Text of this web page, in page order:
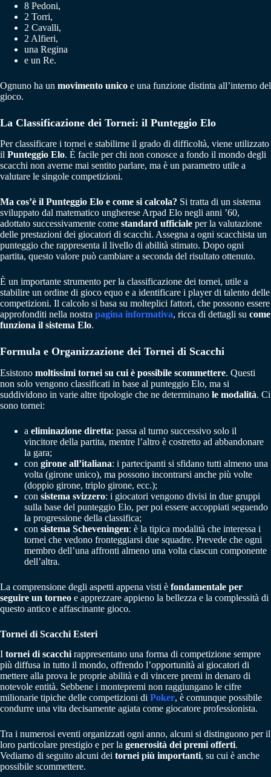
8 Pedoni,
2 Torri,
2 Cavalli,
2 Alfieri,
una Regina
e un Re.
Ognuno ha un movimento unico e una funzione distinta all’interno del
gioco.
La Classificazione dei Tornei: il Punteggio Elo
Per classificare i tornei e stabilirne il grado di difficoltà, viene utilizzato
il Punteggio Elo. È facile per chi non conosce a fondo il mondo degli
scacchi non averne mai sentito parlare, ma è un parametro utile a
valutare le singole competizioni.
Ma cos’è il Punteggio Elo e come si calcola? Si tratta di un sistema
sviluppato dal matematico ungherese Arpad Elo negli anni ’60,
adottato successivamente come standard ufficiale per la valutazione
delle prestazioni dei giocatori di scacchi. Assegna a ogni scacchista un
punteggio che rappresenta il livello di abilità stimato. Dopo ogni
partita, questo valore può cambiare a seconda del risultato ottenuto.
È un importante strumento per la classificazione dei tornei, utile a
stabilire un ordine di gioco equo e a identificare i player di talento delle
competizioni. Il calcolo si basa su molteplici fattori, che possono essere
approfonditi nella nostra pagina informativa, ricca di dettagli su come
funziona il sistema Elo.
Formula e Organizzazione dei Tornei di Scacchi
Esistono moltissimi tornei su cui è possibile scommettere. Questi
non solo vengono classificati in base al punteggio Elo, ma si
suddividono in varie altre tipologie che ne determinano le modalità. Ci
sono tornei:
a eliminazione diretta: passa al turno successivo solo il
vincitore della partita, mentre l’altro è costretto ad abbandonare
la gara;
con girone all’italiana: i partecipanti si sfidano tutti almeno una
volta (girone unico), ma possono incontrarsi anche più volte
(doppio girone, triplo girone, ecc.);
con sistema svizzero: i giocatori vengono divisi in due gruppi
sulla base del punteggio Elo, per poi essere accoppiati seguendo
la progressione della classifica;
con sistema Scheveningen: è la tipica modalità che interessa i
tornei che vedono fronteggiarsi due squadre. Prevede che ogni
membro dell’una affronti almeno una volta ciascun componente
dell’altra.
La comprensione degli aspetti appena visti è fondamentale per
seguire un torneo e apprezzare appieno la bellezza e la complessità di
questo antico e affascinante gioco.
Tornei di Scacchi Esteri
I tornei di scacchi rappresentano una forma di competizione sempre
più diffusa in tutto il mondo, offrendo l’opportunità ai giocatori di
mettere alla prova le proprie abilità e di vincere premi in denaro di
notevole entità. Sebbene i montepremi non raggiungano le cifre
milionarie tipiche delle competizioni di Poker, è comunque possibile
condurre una vita decisamente agiata come giocatore professionista.
Tra i numerosi eventi organizzati ogni anno, alcuni si distinguono per il
loro particolare prestigio e per la generosità dei premi offerti.
Vediamo di seguito alcuni dei tornei più importanti, su cui è anche
possibile scommettere.